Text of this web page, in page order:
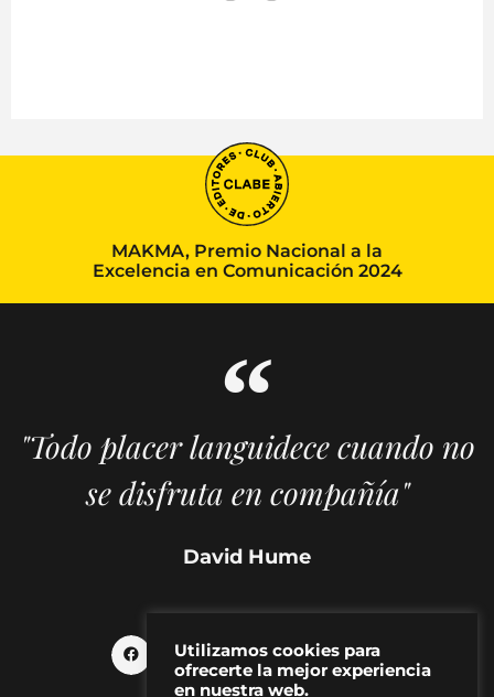
MAKMA, Premio Nacional a la
Excelencia en Comunicación 2024
"Todo placer languidece cuando no
se disfruta en compañía"
David Hume
Utilizamos cookies para
ofrecerte la mejor experiencia
en nuestra web.